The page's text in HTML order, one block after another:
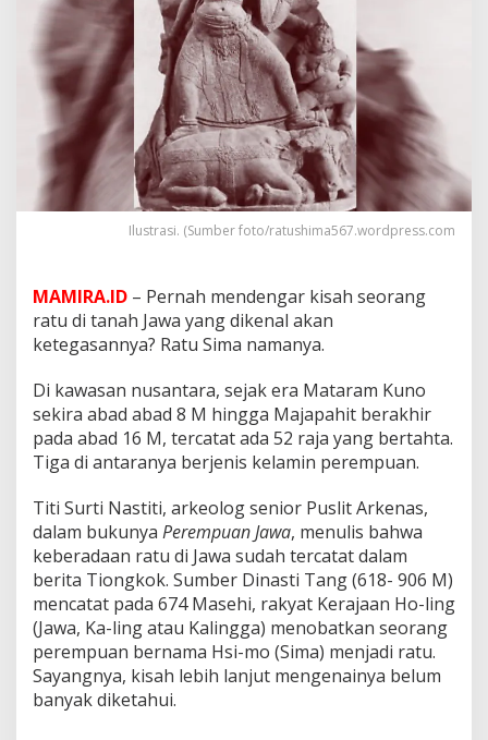
T
a
k
B
e
r
h
a
a
n
d
e
g
a
n
R
u
T
a
n
a
h
J
a
w
a
Ilustrasi. (Sumber foto/ratushima567.wordpress.com
MAMIRA.ID – Pernah mendengar kisah seorang
ratu di tanah Jawa yang dikenal akan
ketegasannya? Ratu Sima namanya.
Di kawasan nusantara, sejak era Mataram Kuno
sekira abad abad 8 M hingga Majapahit berakhir
pada abad 16 M, tercatat ada 52 raja yang bertahta.
Tiga di antaranya berjenis kelamin perempuan.
Titi Surti Nastiti, arkeolog senior Puslit Arkenas,
dalam bukunya Perempuan Jawa, menulis bahwa
keberadaan ratu di Jawa sudah tercatat dalam
berita Tiongkok. Sumber Dinasti Tang (618- 906 M)
mencatat pada 674 Masehi, rakyat Kerajaan Ho-ling
(Jawa, Ka-ling atau Kalingga) menobatkan seorang
perempuan bernama Hsi-mo (Sima) menjadi ratu.
Sayangnya, kisah lebih lanjut mengenainya belum
banyak diketahui.